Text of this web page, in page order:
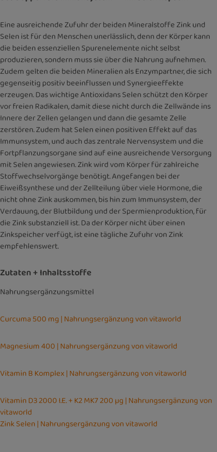
Eine ausreichende Zufuhr der beiden Mineralstoffe Zink und
Selen ist für den Menschen unerlässlich, denn der Körper kann
die beiden essenziellen Spurenelemente nicht selbst
produzieren, sondern muss sie über die Nahrung aufnehmen.
Zudem gelten die beiden Mineralien als Enzympartner, die sich
gegenseitig positiv beeinflussen und Synergieeffekte
erzeugen. Das wichtige Antioxidans Selen schützt den Körper
vor freien Radikalen, damit diese nicht durch die Zellwände ins
Innere der Zellen gelangen und dann die gesamte Zelle
zerstören. Zudem hat Selen einen positiven Effekt auf das
Immunsystem, und auch das zentrale Nervensystem und die
Fortpflanzungsorgane sind auf eine ausreichende Versorgung
mit Selen angewiesen. Zink wird vom Körper für zahlreiche
Stoffwechselvorgänge benötigt. Angefangen bei der
Eiweißsynthese und der Zellteilung über viele Hormone, die
nicht ohne Zink auskommen, bis hin zum Immunsystem, der
Verdauung, der Blutbildung und der Spermienproduktion, für
die Zink substanziell ist. Da der Körper nicht über einen
Zinkspeicher verfügt, ist eine tägliche Zufuhr von Zink
empfehlenswert.
Zutaten + Inhaltsstoffe
Nahrungsergänzungsmittel
Curcuma 500 mg | Nahrungsergänzung von vitaworld
Magnesium 400 | Nahrungsergänzung von vitaworld
Vitamin B Komplex | Nahrungsergänzung von vitaworld
Vitamin D3 2000 I.E. + K2 MK7 200 µg | Nahrungsergänzung von
vitaworld
Zink Selen | Nahrungsergänzung von vitaworld